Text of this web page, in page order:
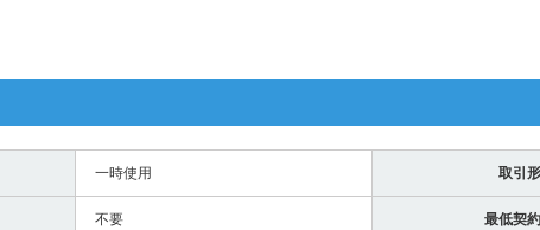
一時使用 取引
不要 最低契